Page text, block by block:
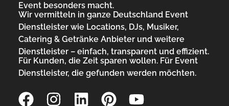
Event besonders macht.
Wir vermitteln in ganze Deutschland Event
Dienstleister wie Locations, DJs, Musiker,
Catering & Getränke Anbieter und weitere
Dienstleister – einfach, transparent und effizient.
Für Kunden, die Zeit sparen wollen. Für Event
Dienstleister, die gefunden werden möchten.